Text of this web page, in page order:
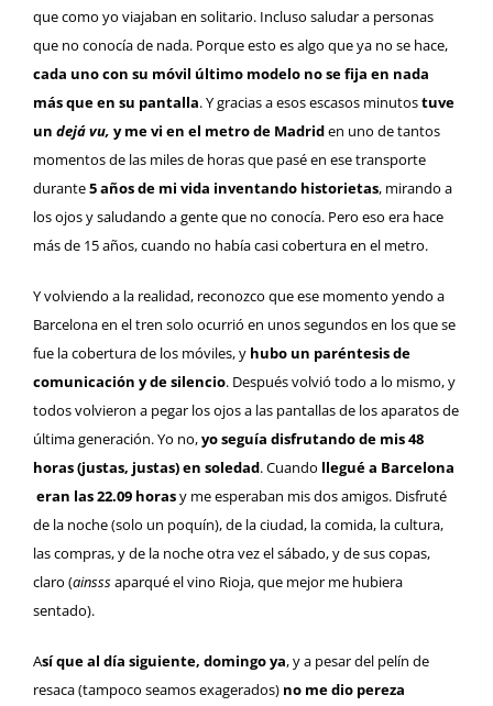
que como yo viajaban en solitario. Incluso saludar a personas
que no conocía de nada. Porque esto es algo que ya no se hace,
cada uno con su móvil último modelo no se fija en nada
más que en su pantalla. Y gracias a esos escasos minutostuve
un dejá vu, y me vi en el metro de Madriden uno de tantos
momentos de las miles de horas que pasé en ese transporte
durante5 años de mi vida inventando historietas, mirando a
los ojos y saludando a gente que no conocía. Pero eso era hace
más de 15 años, cuando no había casi cobertura en el metro.
Y volviendo a la realidad, reconozco que ese momento yendo a
Barcelona en el tren solo ocurrió en unos segundos en los que se
fue la cobertura de los móviles, y hubo un paréntesis de
comunicación y de silencio. Después volvió todo a lo mismo, y
todos volvieron a pegar los ojos a las pantallas de los aparatos de
última generación. Yo no,yo seguía disfrutando de mis 48
horas (justas, justas) en soledad. Cuando llegué a Barcelona
eran las 22.09 horasy me esperaban mis dos amigos. Disfruté
de la noche (solo un poquín), de la ciudad, la comida, la cultura,
las compras, y de la noche otra vez el sábado, y de sus copas,
claro (ainsssaparqué el vino Rioja, que mejor me hubiera
sentado).
Así que al día siguiente, domingo ya, y a pesar del pelín de
resaca (tampoco seamos exagerados) no me dio pereza